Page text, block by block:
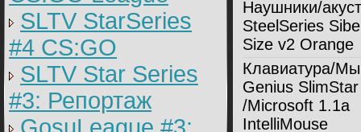
SLTV StarSeries
#4 CS:GO
SLTV Star Series
#3: Репортаж
Наушники/
SteelSeries
Size v2 Orange
Клавиатура/
Genius
/Microsoft 1.1a
IntelliMouse